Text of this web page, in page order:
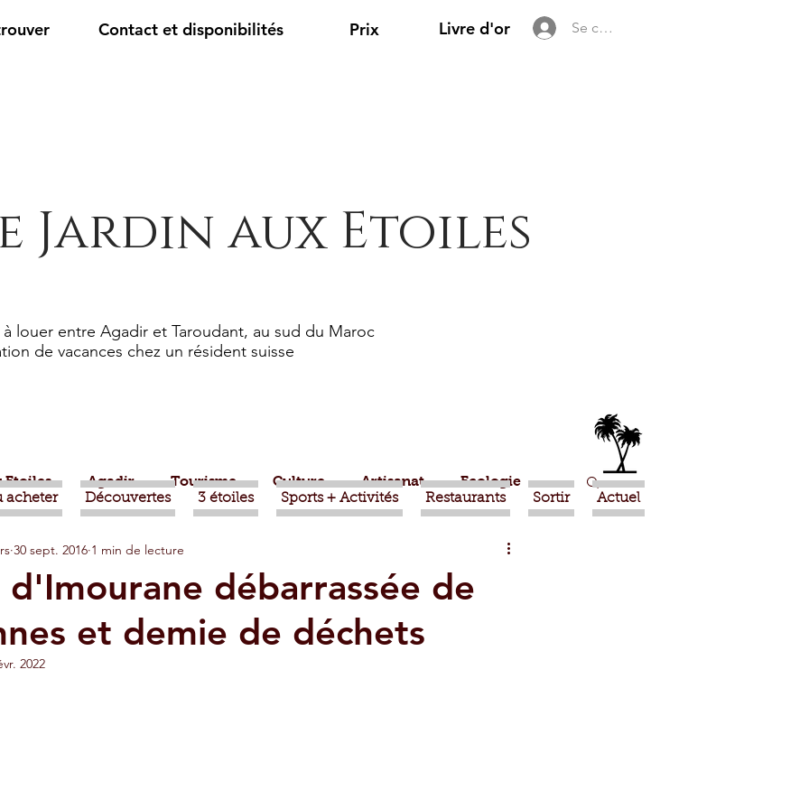
Contact et disponibilités Prix Livre d'or Se connecter
Jardin aux Etoiles
à louer entre Agadir et Taroudant, au sud du Maroc
de vacances chez un résident suisse
acheter Découvertes 3 étoiles Sports + Activités Restaurants Sortir Actuel
Etoiles Agadir Tourisme Culture Artisanat Ecologie
Politique Taroudant
Mohammed VI Economie Déconseillé Ouled Teima
d'Imourane débarrassée de
et demie de déchets
30 sept. 2016 1 min de lecture
2022